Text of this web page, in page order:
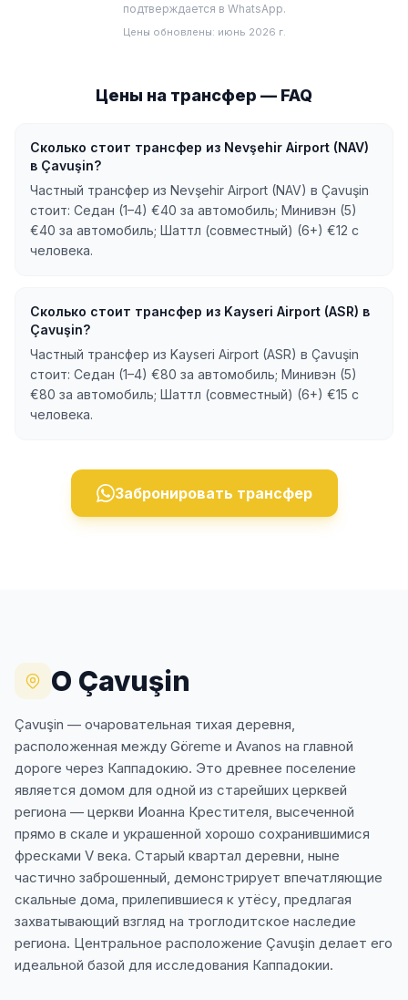
подтверждается в WhatsApp.
Цены обновлены: июнь 2026 г.
Цены на трансфер — FAQ
Сколько стоит трансфер из Nevşehir Airport (NAV)
в Çavuşin?
Частный трансфер из Nevşehir Airport (NAV) в Çavuşin
стоит: Седан (1–4) €40 за автомобиль; Минивэн (5)
€40 за автомобиль; Шаттл (совместный) (6+) €12 с
человека.
Сколько стоит трансфер из Kayseri Airport (ASR) в
Çavuşin?
Частный трансфер из Kayseri Airport (ASR) в Çavuşin
стоит: Седан (1–4) €80 за автомобиль; Минивэн (5)
€80 за автомобиль; Шаттл (совместный) (6+) €15 с
человека.
Забронировать трансфер
О Çavuşin
Çavuşin — очаровательная тихая деревня,
расположенная между Göreme и Avanos на главной
дороге через Каппадокию. Это древнее поселение
является домом для одной из старейших церквей
региона — церкви Иоанна Крестителя, высеченной
прямо в скале и украшенной хорошо сохранившимися
фресками V века. Старый квартал деревни, ныне
частично заброшенный, демонстрирует впечатляющие
скальные дома, прилепившиеся к утёсу, предлагая
захватывающий взгляд на троглодитское наследие
региона. Центральное расположение Çavuşin делает его
идеальной базой для исследования Каппадокии.